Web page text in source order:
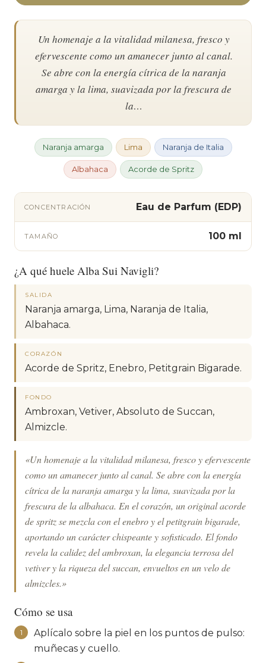
Un homenaje a la vitalidad milanesa, fresco y
efervescente como un amanecer junto al canal.
Se abre con la energía cítrica de la naranja
amarga y la lima, suavizada por la frescura de
la…
Naranja amarga Lima Naranja de Italia
Albahaca Acorde de Spritz
CONCENTRACIÓN Eau de Parfum (EDP)
TAMAÑO 100 ml
¿A qué huele Alba Sui Navigli?
SALIDA
Naranja amarga, Lima, Naranja de Italia,
Albahaca.
CORAZÓN
Acorde de Spritz, Enebro, Petitgrain Bigarade.
FONDO
Ambroxan, Vetiver, Absoluto de Succan,
Almizcle.
«Un homenaje a la vitalidad milanesa, fresco y efervescente
como un amanecer junto al canal. Se abre con la energía
cítrica de la naranja amarga y la lima, suavizada por la
frescura de la albahaca. En el corazón, un original acorde
de spritz se mezcla con el enebro y el petitgrain bigarade,
aportando un carácter chispeante y sofisticado. El fondo
revela la calidez del ambroxan, la elegancia terrosa del
vetiver y la riqueza del succan, envueltos en un velo de
almizcles.»
Cómo se usa
1
Aplícalo sobre la piel en los puntos de pulso:
muñecas y cuello.